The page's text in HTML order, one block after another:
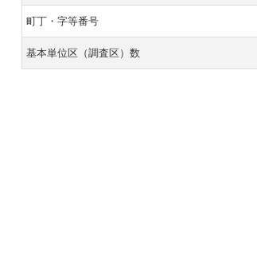
町丁・字等番号
基本単位区（調査区）数